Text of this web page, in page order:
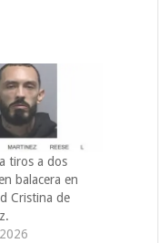
tiros a dos
balacera en
Cristina de